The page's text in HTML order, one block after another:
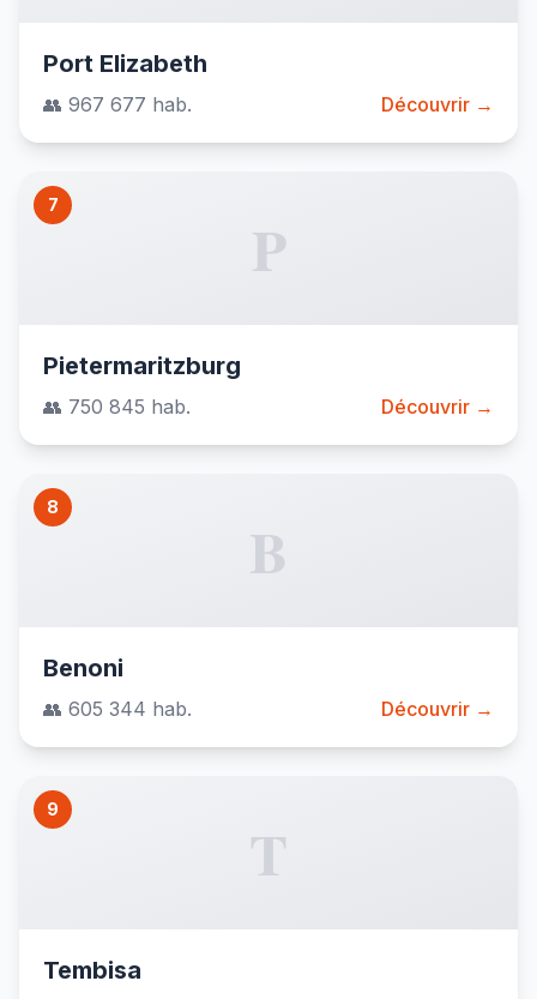
Port Elizabeth
👥 967 677 hab. Découvrir →
7
P
Pietermaritzburg
👥 750 845 hab. Découvrir →
8
B
Benoni
👥 605 344 hab. Découvrir →
9
T
Tembisa